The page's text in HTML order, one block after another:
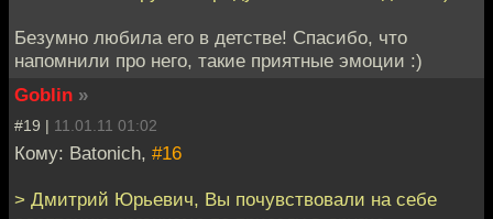
Безумно любила его в детстве! Спасибо, что
напомнили про него, такие приятные эмоции :)
Goblin »
#19 | 11.01.11 01:02
Кому: Batonich, #16
> Дмитрий Юрьевич, Вы почувствовали на себе